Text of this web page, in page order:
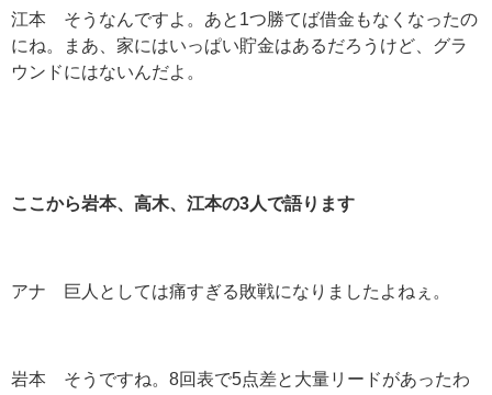
江本 そうなんですよ。あと1つ勝てば借金もなくなったの
にね。まあ、家にはいっぱい貯金はあるだろうけど、グラ
ウンドにはないんだよ。
ここから岩本、高木、江本の3 人で語ります
アナ 巨人としては痛すぎる敗戦になりましたよねぇ。
岩本 そうですね。8回表で5点差と大量リードがあったわ